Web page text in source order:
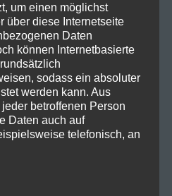
um einen möglichst
über diese Internetseite
Daten
können Internetbasierte
sodass ein absoluter
werden kann. Aus
betroffenen Person
Daten auch auf
telefonisch, an